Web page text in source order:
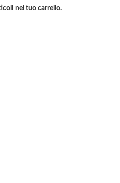
nel tuo carrello.